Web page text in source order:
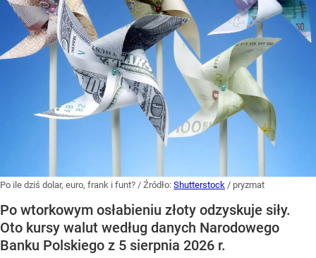
Po ile dziś dolar, euro, frank i funt? / Źródło: Shutterstock / pryzmat
Po wtorkowym osłabieniu złoty odzyskuje siły.
Oto kursy walut według danych Narodowego
Banku Polskiego z 5 sierpnia 2026 r.